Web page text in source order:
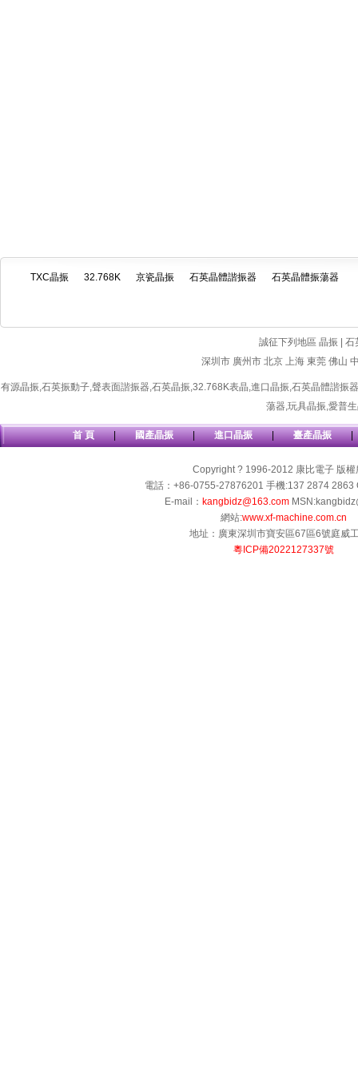
TXC晶振 32.768K 京瓷晶振 石英晶體諧振器 石英晶體振蕩器
誠征下列地區 晶振 |
深圳市 廣州市 北京 上海 東莞 佛山
有源晶振,石英振動子,聲表面諧振器,石英晶振,32.768K表晶,進口晶振,石英晶體諧振器
蕩器,玩具晶振,愛普
首 頁 | 國產晶振 | 進口晶振 | 臺產晶振 |
Copyright ? 1996-2012 康比電子 版權
電話：+86-0755-27876201 手機:137 2874 2863
E-mail： kangbidz@163.com
網站:www.xf-machine.com.cn
地址：廣東深圳市寶安區67區6號庭威
粵ICP備2022127337號